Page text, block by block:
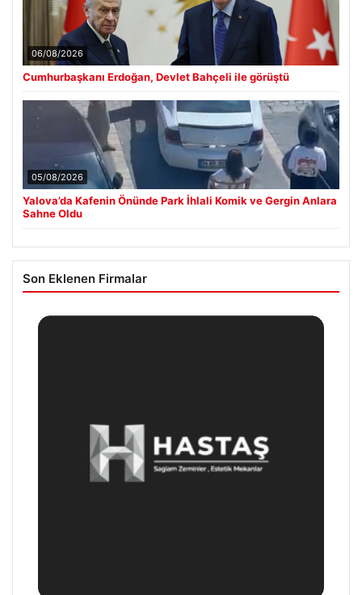
06/08/2026
Cumhurbaşkanı Erdoğan, Devlet Bahçeli ile görüştü
05/08/2026
Yalova’da Kafenin Önünde Park İhlali Komik ve Gergin Anlara
Sahne Oldu
Son Eklenen Firmalar